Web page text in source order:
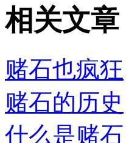
相关文章
赌石也疯狂
赌石的历史
什么是赌石